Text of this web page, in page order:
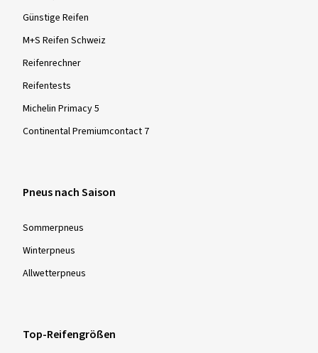
Günstige Reifen
M+S Reifen Schweiz
Reifenrechner
Reifentests
Michelin Primacy 5
Continental Premiumcontact 7
Pneus nach Saison
Sommer­pneus
Winter­pneus
Allwetter­pneus
Top-Reifengrößen